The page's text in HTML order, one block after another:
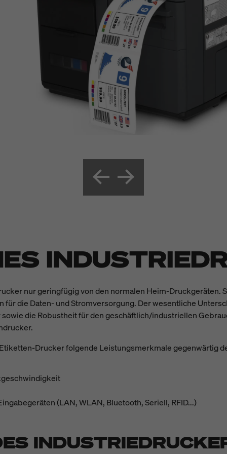
nur geringfügig von den normalen Heim-Druckgeräten.
die Daten- und Stromversorgung. Der wesentliche
die Robustheit für den geschäftlich/industriellen
Drucker folgende Leistungsmerkmale gegenwärtig
(LAN, WLAN, Bluetooth, Seriell, RFID...)